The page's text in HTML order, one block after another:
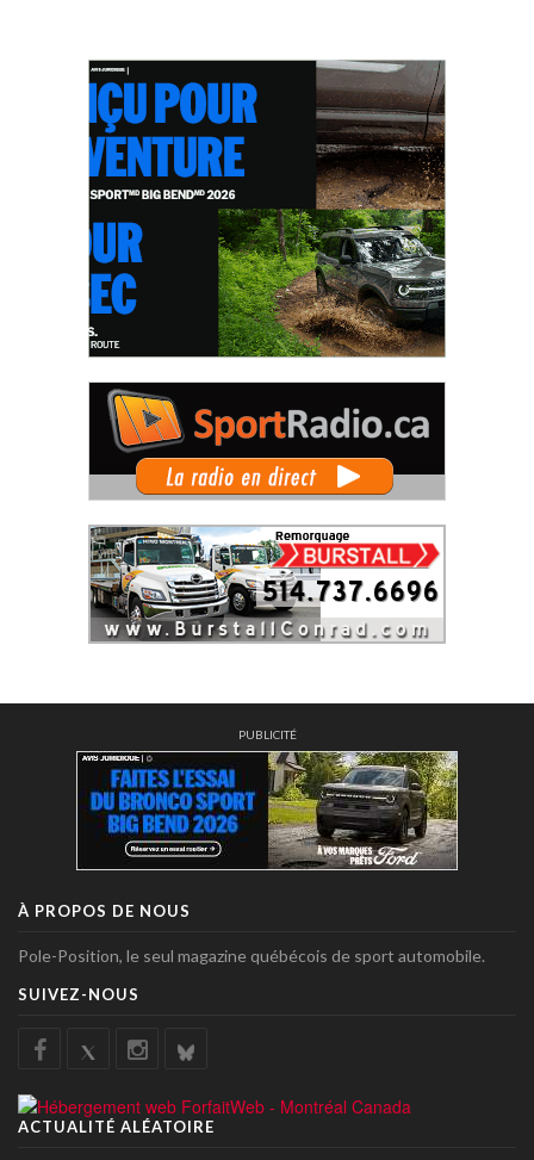
PUBLICITÉ
À PROPOS DE NOUS
Pole-Position, le seul magazine québécois de sport automobile.
SUIVEZ-NOUS
ACTUALITÉ ALÉATOIRE